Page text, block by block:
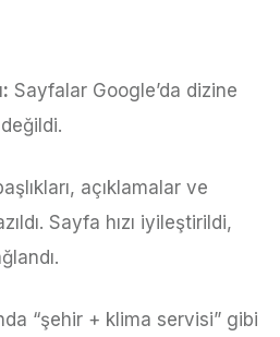
Sayfalar Google’da dizine
açıklamalar ve
Sayfa hızı iyileştirildi,
“şehir + klima servisi” gibi